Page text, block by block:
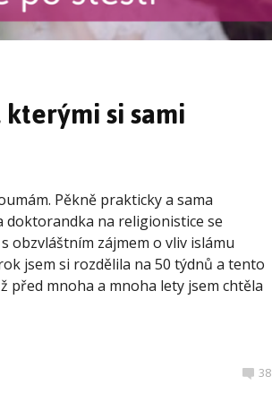
si sami
Pěkně prakticky a sama
doktorandka na religionistice se
obzvláštním zájmem o vliv islámu
jsem si rozdělila na 50 týdnů a tento
před mnoha a mnoha lety jsem chtěla
38